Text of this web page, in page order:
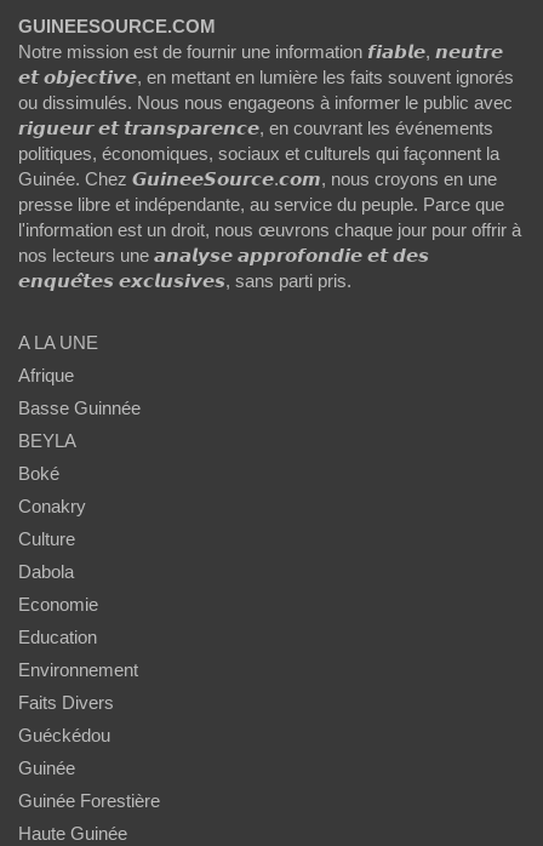
GUINEESOURCE.COM
Notre mission est de fournir une information 𝙛𝙞𝙖𝙗𝙡𝙚, 𝙣𝙚𝙪𝙩𝙧𝙚
𝙚𝙩 𝙤𝙗𝙟𝙚𝙘𝙩𝙞𝙫𝙚, en mettant en lumière les faits souvent ignorés
ou dissimulés. Nous nous engageons à informer le public avec
𝙧𝙞𝙜𝙪𝙚𝙪𝙧 𝙚𝙩 𝙩𝙧𝙖𝙣𝙨𝙥𝙖𝙧𝙚𝙣𝙘𝙚, en couvrant les événements
politiques, économiques, sociaux et culturels qui façonnent la
Guinée. Chez 𝙂𝙪𝙞𝙣𝙚𝙚𝙎𝙤𝙪𝙧𝙘𝙚.𝙘𝙤𝙢, nous croyons en une
presse libre et indépendante, au service du peuple. Parce que
l'information est un droit, nous œuvrons chaque jour pour offrir à
nos lecteurs une 𝙖𝙣𝙖𝙡𝙮𝙨𝙚 𝙖𝙥𝙥𝙧𝙤𝙛𝙤𝙣𝙙𝙞𝙚 𝙚𝙩 𝙙𝙚𝙨
𝙚𝙣𝙦𝙪𝙚̂𝙩𝙚𝙨 𝙚𝙭𝙘𝙡𝙪𝙨𝙞𝙫𝙚𝙨, sans parti pris.
A LA UNE
Afrique
Basse Guinnée
BEYLA
Boké
Conakry
Culture
Dabola
Economie
Education
Environnement
Faits Divers
Guéckédou
Guinée
Guinée Forestière
Haute Guinée